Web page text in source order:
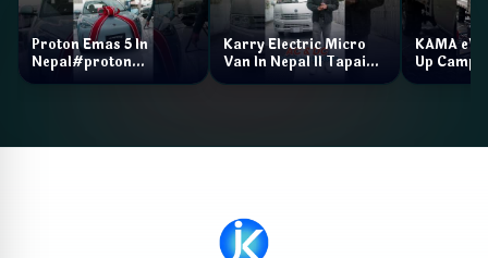
Proton Emas 5 In
Nepal#proton
#protonemas5#protonnepal#evcarnepal
Karry Electric Micro
Van In Nepal II Tapaiko
KAMA eV
Up Camp